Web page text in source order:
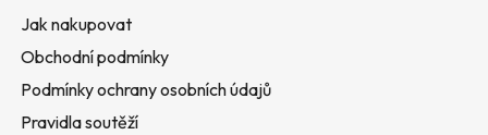
Jak nakupovat
Obchodní podmínky
Podmínky ochrany osobních údajů
Pravidla soutěží